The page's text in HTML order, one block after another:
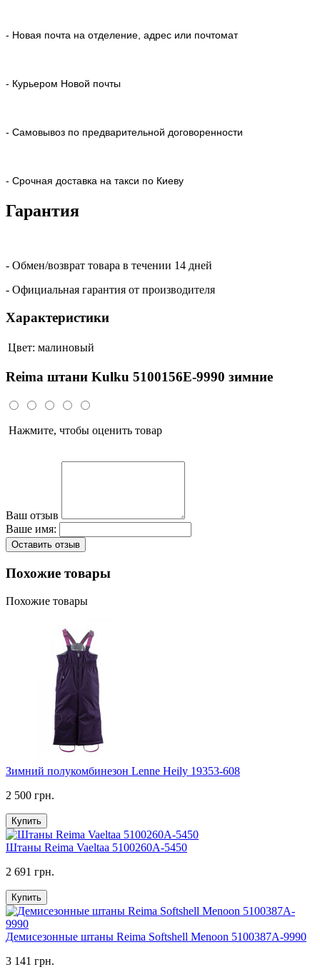
- Новая почта на отделение, адрес или почтомат
- Курьером Новой почты
- Самовывоз по предварительной договоренности
- Срочная доставка на такси по Киеву
Гарантия
- Обмен/возврат товара в течении 14 дней
- Официальная гарантия от производителя
Характеристики
Цвет: малиновый
Reima штани Kulku 5100156E-9990 зимние
Нажмите, чтобы оценить товар
Ваш отзыв
Ваше имя:
Оставить отзыв
Похожие товары
Похожие товары
Зимний полукомбинезон Lenne Heily 19353-608
2 500 грн.
Купить
Штаны Reima Vaeltaa 5100260A-5450
2 691 грн.
Купить
Демисезонные штаны Reima Softshell Menoon 5100387A-9990
3 141 грн.